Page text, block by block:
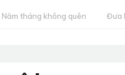
Năm tháng không quên Đưa